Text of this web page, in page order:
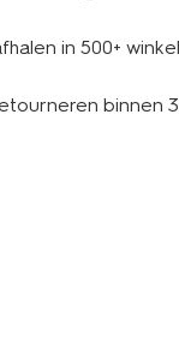
in 500+
binnen